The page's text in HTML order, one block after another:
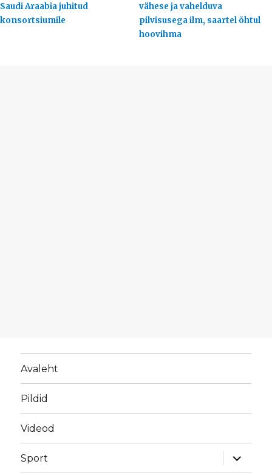
Saudi Araabia juhitud
konsortsiumile
vähese ja vahelduva
pilvisusega ilm, saartel õhtul
hoovihma
Avaleht
Pildid
Videod
Sport
laienda